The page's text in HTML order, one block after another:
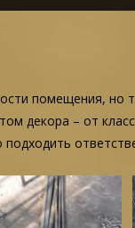
помещения, но
декора – от